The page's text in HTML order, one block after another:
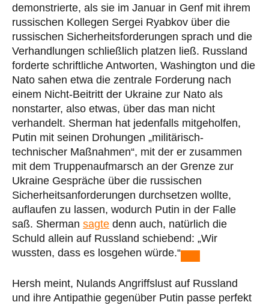
demonstrierte, als sie im Januar in Genf mit ihrem
russischen Kollegen Sergei Ryabkov über die
russischen Sicherheitsforderungen sprach und die
Verhandlungen schließlich platzen ließ. Russland
forderte schriftliche Antworten, Washington und die
Nato sahen etwa die zentrale Forderung nach
einem Nicht-Beitritt der Ukraine zur Nato als
nonstarter, also etwas, über das man nicht
verhandelt. Sherman hat jedenfalls mitgeholfen,
Putin mit seinen Drohungen „militärisch-
technischer Maßnahmen“, mit der er zusammen
mit dem Truppenaufmarsch an der Grenze zur
Ukraine Gespräche über die russischen
Sicherheitsanforderungen durchsetzen wollte,
auflaufen zu lassen, wodurch Putin in der Falle
saß. Sherman sagte denn auch, natürlich die
Schuld allein auf Russland schiebend: „Wir
wussten, dass es losgehen würde.“
Hersh meint, Nulands Angriffslust auf Russland
und ihre Antipathie gegenüber Putin passe perfekt